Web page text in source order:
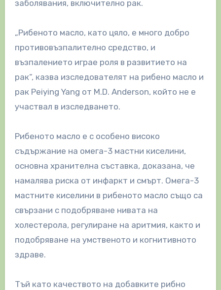
заболявания, включително рак.
„Рибеното масло, като цяло, е много добро
противовъзпалително средство, и
възпалението играе роля в развитието на
рак“, казва изследователят на рибено масло и
рак Peiying Yang от M.D. Anderson, който не е
участвал в изследването.
Рибеното масло е с особено високо
съдържание на омега-3 мастни киселини,
основна хранителна съставка, доказана, че
намалява риска от инфаркт и смърт. Омега-3
мастните киселини в рибеното масло също са
свързани с подобряване нивата на
холестерола, регулиране на аритмия, както и
подобряване на умственото и когнитивното
здраве.
Тъй като качеството на добавките рибно